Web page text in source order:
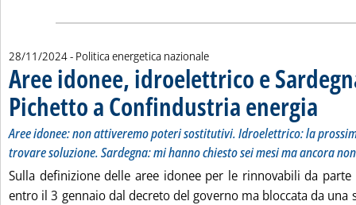
28/11/2024- Politica energetica nazionale
Aree idonee, idroelettrico e
Pichetto a Confindustria energia ..
Aree idonee: non attiveremo poteri sostitutivi. Idroelettrico: la
trovare soluzione. Sardegna: mi hanno chiesto sei mesi ma ancora
Sulla definizione delle aree idonee per le rinnovabili da parte
entro il 3 gennaio dal decreto del governo ma bloccata da una